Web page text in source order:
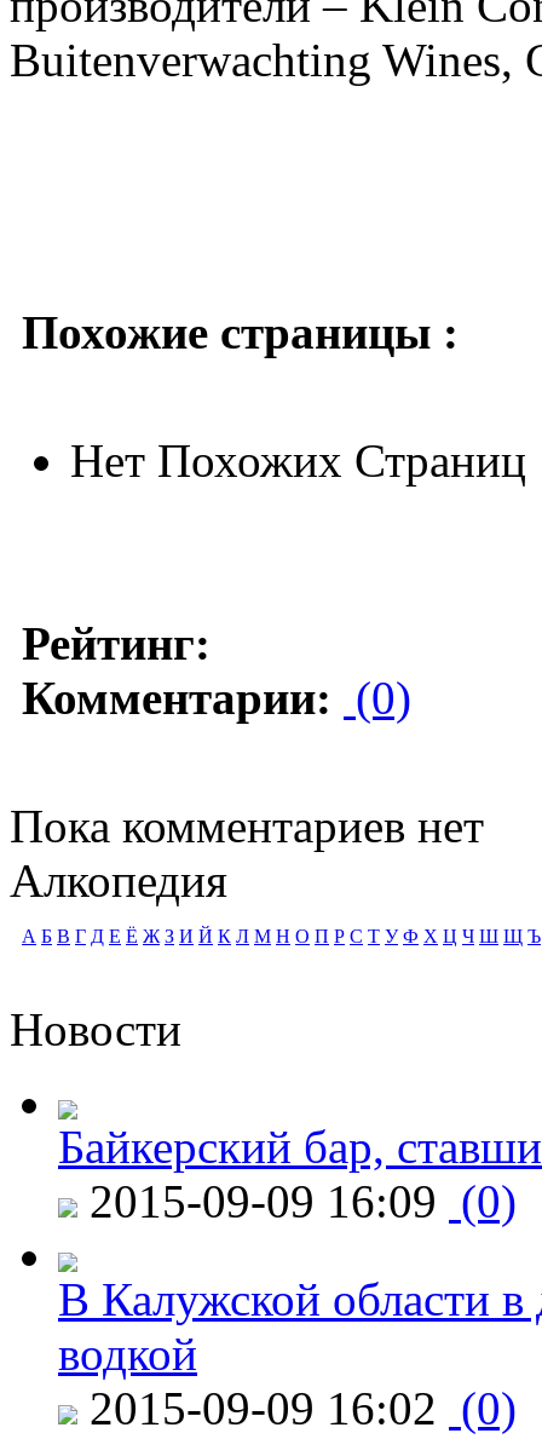
Buitenverwachting Wines,
Похожие страницы :
Нет Похожих Страниц
Рейтинг:
Комментарии: (0)
Пока комментариев нет
Алкопедия
А Б В Г Д Е Ё Ж З И Й К Л М Н О П Р С Т У Ф Х Ц Ч Ш Щ Ъ
Новости
Байкерский бар,
2015-09-09 16:09 (0)
В Калужской области в
водкой
2015-09-09 16:02 (0)